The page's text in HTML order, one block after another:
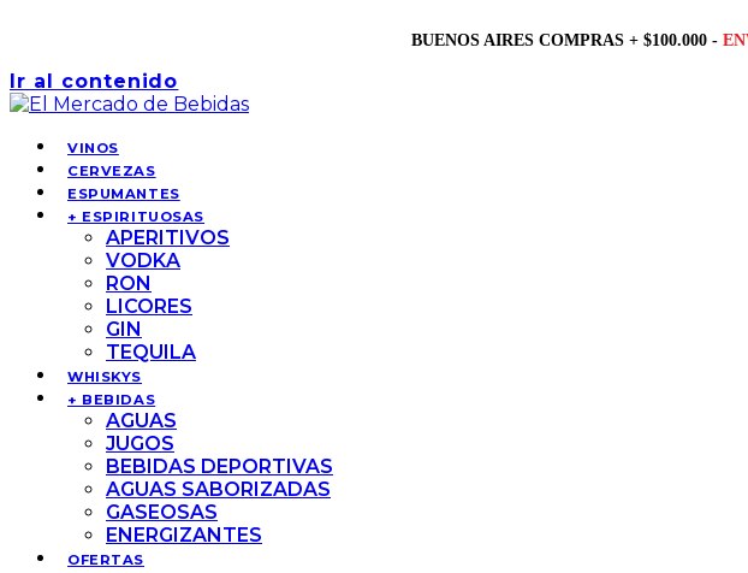
BUENOS AIRES COMPRAS + $100.000 -
Ir al contenido
VINOS
CERVEZAS
ESPUMANTES
+ ESPIRITUOSAS
APERITIVOS
VODKA
RON
LICORES
GIN
TEQUILA
WHISKYS
+ BEBIDAS
AGUAS
JUGOS
BEBIDAS DEPORTIVAS
AGUAS SABORIZADAS
GASEOSAS
ENERGIZANTES
OFERTAS